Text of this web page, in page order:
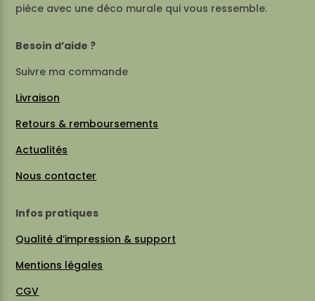
pièce avec une déco murale qui vous ressemble.
Besoin d’aide ?
Suivre ma commande
Livraison
Retours & remboursements
Actualités
Nous contacter
Infos pratiques
Qualité d’impression & support
Mentions légales
CGV